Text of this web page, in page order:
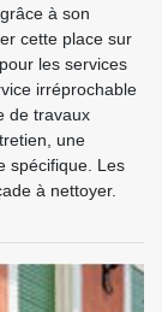
à son
cette place sur
les services
irréprochable
de travaux
une
spécifique. Les
à nettoyer.